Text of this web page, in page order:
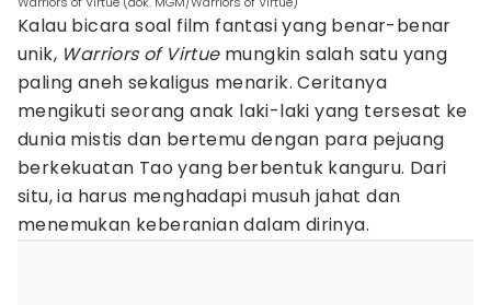
Kalau bicara soal film fantasi yang benar-benar
unik, Warriors of Virtuemungkin salah satu yang
paling aneh sekaligus menarik. Ceritanya
mengikuti seorang anak laki-laki yang tersesat ke
dunia mistis dan bertemu dengan para pejuang
berkekuatan Tao yang berbentuk kanguru. Dari
situ, ia harus menghadapi musuh jahat dan
menemukan keberanian dalam dirinya.